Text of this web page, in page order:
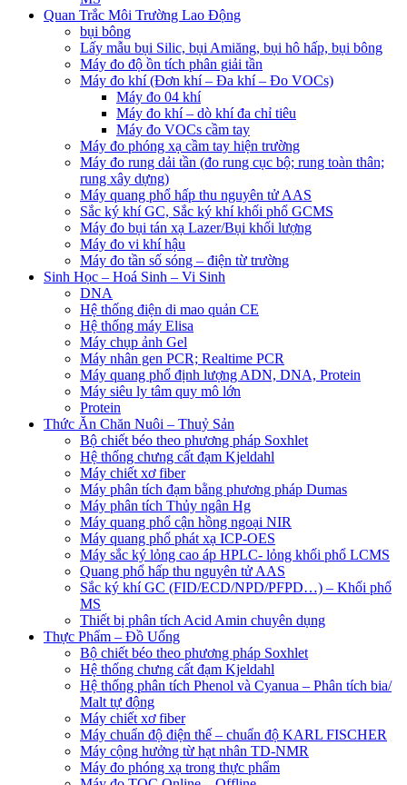
Quan Trắc Môi Trường Lao Động
bụi bông
Lấy mẫu bụi Silic, bụi Amiăng, bụi hô hấp, bụi bông
Máy đo độ ồn tích phân giải tần
Máy đo khí (Đơn khí – Đa khí – Đo VOCs)
Máy đo 04 khí
Máy đo khí – dò khí đa chỉ tiêu
Máy đo VOCs cầm tay
Máy đo phóng xạ cầm tay hiện trường
Máy đo rung dải tần (đo rung cục bộ; rung toàn thân;
rung xây dựng)
Máy quang phổ hấp thu nguyên tử AAS
Sắc ký khí GC, Sắc ký khí khối phổ GCMS
Máy đo bụi tán xạ Lazer/Bụi khối lượng
Máy đo vi khí hậu
Máy đo tần số sóng – điện từ trường
Sinh Học – Hoá Sinh – Vi Sinh
DNA
Hệ thống điện di mao quản CE
Hệ thống máy Elisa
Máy chụp ảnh Gel
Máy nhân gen PCR; Realtime PCR
Máy quang phổ định lượng ADN, DNA, Protein
Máy siêu ly tâm quy mô lớn
Protein
Thức Ăn Chăn Nuôi – Thuỷ Sản
Bộ chiết béo theo phương pháp Soxhlet
Hệ thống chưng cất đạm Kjeldahl
Máy chiết xơ fiber
Máy phân tích đạm bằng phương pháp Dumas
Máy phân tích Thủy ngân Hg
Máy quang phổ cận hồng ngoại NIR
Máy quang phổ phát xạ ICP-OES
Máy sắc ký lỏng cao áp HPLC- lỏng khối phổ LCMS
Quang phổ hấp thu nguyên tử AAS
Sắc ký khí GC (FID/ECD/NPD/PFPD…) – Khối phổ
MS
Thiết bị phân tích Acid Amin chuyên dụng
Thực Phẩm – Đồ Uống
Bộ chiết béo theo phương pháp Soxhlet
Hệ thống chưng cất đạm Kjeldahl
Hệ thống phân tích Phenol và Cyanua – Phân tích bia/
Malt tự động
Máy chiết xơ fiber
Máy chuẩn độ điện thế – chuẩn độ KARL FISCHER
Máy cộng hưởng từ hạt nhân TD-NMR
Máy đo phóng xạ trong thực phẩm